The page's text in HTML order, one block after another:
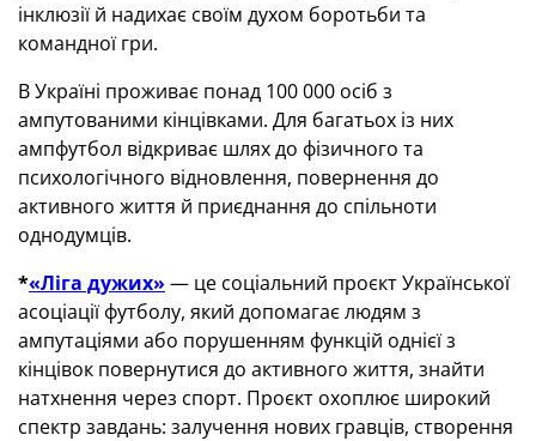
інклюзії й надихає своїм духом боротьби та
командної гри.
В Україні проживає понад 100 000 осіб з
ампутованими кінцівками. Для багатьох із них
ампфутбол відкриває шлях до фізичного та
психологічного відновлення, повернення до
активного життя й приєднання до спільноти
однодумців.
*«Ліга дужих» — це соціальний проєкт Української
асоціації футболу, який допомагає людям з
ампутаціями або порушенням функцій однієї з
кінцівок повернутися до активного життя, знайти
натхнення через спорт. Проєкт охоплює широкий
спектр завдань: залучення нових гравців, створення